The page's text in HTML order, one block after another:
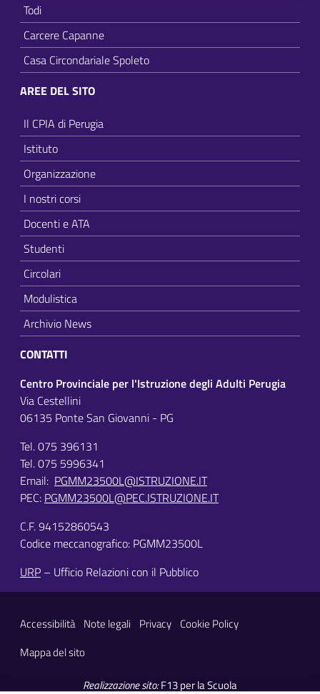
Todi
Carcere Capanne
Casa Circondariale Spoleto
AREE DEL SITO
Il CPIA di Perugia
Istituto
Organizzazione
I nostri corsi
Docenti e ATA
Studenti
Circolari
Modulistica
Archivio News
CONTATTI
Centro Provinciale per l'Istruzione degli Adulti Perugia
Via Cestellini
06135 Ponte San Giovanni - PG
Tel. 075 396131
Tel. 075 5996341
Email: PGMM23500L@ISTRUZIONE.IT
PEC: PGMM23500L@PEC.ISTRUZIONE.IT
C.F. 94152860543
Codice meccanografico: PGMM23500L
URP – Ufficio Relazioni con il Pubblico
Sezione Link Utili
Accessibilità Note legali Privacy Cookie Policy
Mappa del sito
Realizzazione sito:F13 per la Scuola